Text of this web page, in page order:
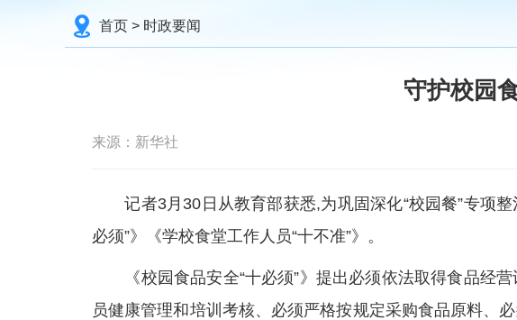
首页 > 时政要闻
守护校园
来源：新华社
记者3月30日从教育部获悉,为巩固深化“校园餐”专项整
必须”》《学校食堂工作人员“十不准”》。
《校园食品安全“十必须”》提出必须依法取得食品经营
员健康管理和培训考核、必须严格按规定采购食品原料、